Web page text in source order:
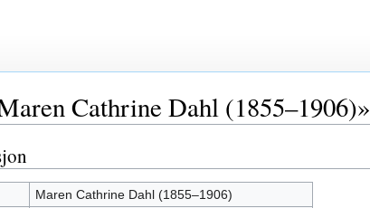
Cathrine Dahl (1855–1906)»
Maren Cathrine Dahl (1855–1906)